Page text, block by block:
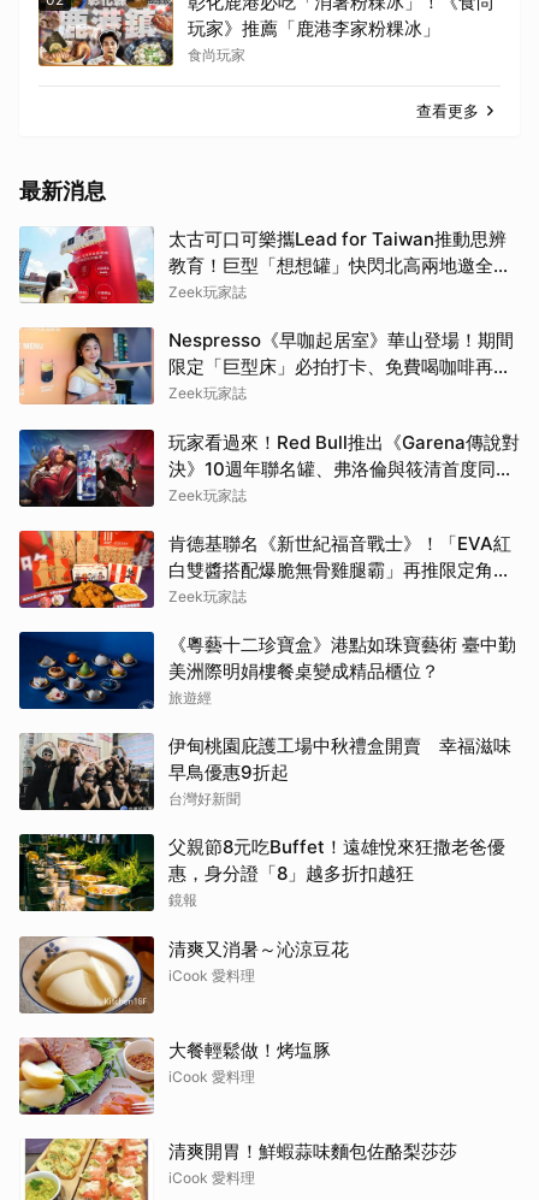
玩家》推薦「鹿港李家粉粿冰」
食尚玩家
查看更多
最新消息
太古可口可樂攜Lead for Taiwan推動思辨
教育！巨型「想想罐」快閃北高兩地邀全民
挑戰「打破慣性」
Zeek玩家誌
Nespresso《早咖起居室》華山登場！期間
限定「巨型床」必拍打卡、免費喝咖啡再拿
好禮
Zeek玩家誌
玩家看過來！Red Bull推出《Garena傳說對
決》10週年聯名罐、弗洛倫與筱清首度同框
必收藏
Zeek玩家誌
肯德基聯名《新世紀福音戰士》！「EVA紅
白雙醬搭配爆脆無骨雞腿霸」再推限定角色
卡、周邊必搶收
Zeek玩家誌
《粵藝十二珍寶盒》港點如珠寶藝術 臺中勤
美洲際明娟樓餐桌變成精品櫃位？
旅遊經
伊甸桃園庇護工場中秋禮盒開賣 幸福滋味
早鳥優惠9折起
台灣好新聞
父親節8元吃Buffet！遠雄悅來狂撒老爸優
惠，身分證「8」越多折扣越狂
鏡報
清爽又消暑～沁涼豆花
iCook 愛料理
大餐輕鬆做！烤塩豚
iCook 愛料理
清爽開胃！鮮蝦蒜味麵包佐酪梨莎莎
iCook 愛料理